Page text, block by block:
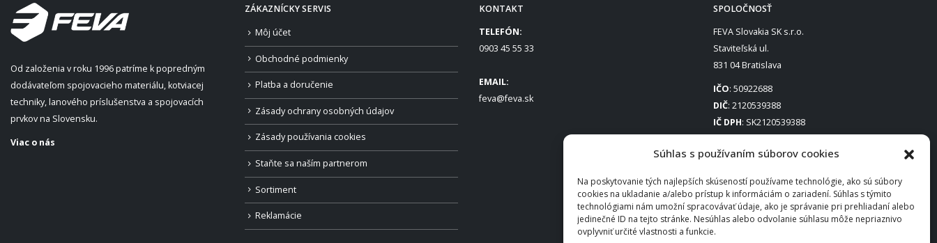
Súhlas s používaním súborov cookies
Na poskytovanie tých najlepších skúseností používame technológie, ako sú súbory
cookies na ukladanie a/alebo prístup k informáciám o zariadení. Súhlas s týmito
technológiami nám umožní spracovávať údaje, ako je správanie pri prehliadaní alebo
jedinečné ID na tejto stránke. Nesúhlas alebo odvolanie súhlasu môže nepriaznivo
ovplyvniť určité vlastnosti a funkcie.
Od založenia v roku 1996 patríme k popredným
dodávateľom spojovacieho materiálu, kotviacej
techniky, lanového príslušenstva a spojovacích
prvkov na Slovensku.
Viac o nás
ZÁKAZNÍCKY SERVIS
Môj účet
Obchodné podmienky
Platba a doručenie
Zásady ochrany osobných údajov
Zásady používania cookies
Staňte sa naším partnerom
Sortiment
Reklamácie
KONTAKT
TELEFÓN:
0903 45 55 33
EMAIL:
feva@feva.sk
SPOLOČNOSŤ
FEVA Slovakia SK s.r.o.
Staviteľská ul.
831 04 Bratislava
IČO: 50922688
DIČ: 2120539388
IČ DPH: SK2120539388